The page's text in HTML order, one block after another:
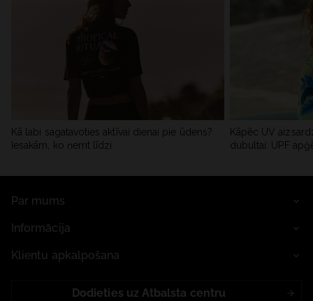
Kā labi sagatavoties aktīvai dienai pie ūdens?
Iesakām, ko ņemt līdzi
Kāpēc UV
dubultai: UPF
Par mums
Informācija
Klientu apkalpošana
Dodieties uz Atbalsta centru